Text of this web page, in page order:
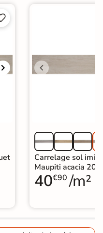
Carrelage sol
Maupiti acacia
40€90 /m²